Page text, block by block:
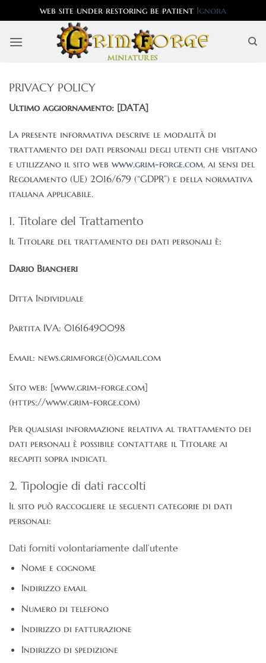
web site under restoring be patient Ignora
PRIVACY POLICY
Ultimo aggiornamento: [DATA]
La presente informativa descrive le modalità di
trattamento dei dati personali degli utenti che visitano
e utilizzano il sito web www.grim-forge.com, ai sensi del
Regolamento (UE) 2016/679 (“GDPR”) e della normativa
italiana applicabile.
1. Titolare del Trattamento
Il Titolare del trattamento dei dati personali è:
Dario Biancheri
Ditta Individuale
Partita IVA: 01616490098
Email: news.grimforge(ò)gmail.com
Sito web: [www.grim-forge.com]
(https://www.grim-forge.com)
Per qualsiasi informazione relativa al trattamento dei
dati personali è possibile contattare il Titolare ai
recapiti sopra indicati.
2. Tipologie di dati raccolti
Il sito può raccogliere le seguenti categorie di dati
personali:
Dati forniti volontariamente dall’utente
Nome e cognome
Indirizzo email
Numero di telefono
Indirizzo di fatturazione
Indirizzo di spedizione